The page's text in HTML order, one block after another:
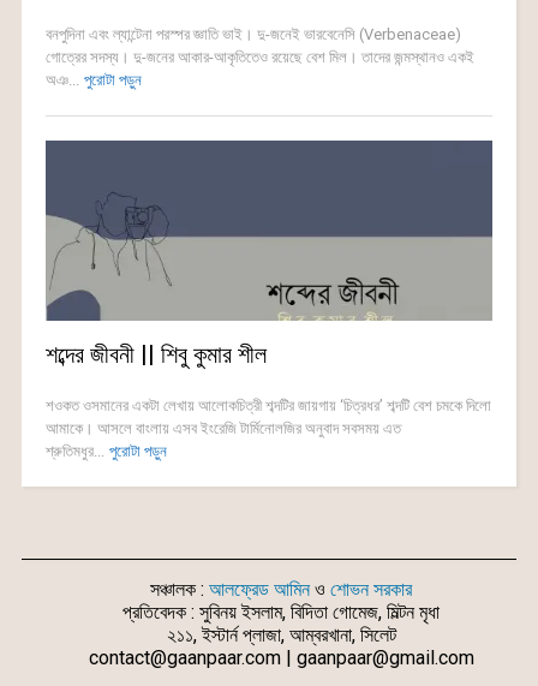
বনপুদিনা এবং ল্যান্টেনা পরস্পর জ্ঞাতি ভাই। দু-জনেই ভারবেনেসি (Verbenaceae)
গোত্রের সদস্য। দু-জনের আকার-আকৃতিতেও রয়েছে বেশ মিল। তাদের জন্মস্থানও একই
অঞ... পুরোটা পড়ুন
শব্দের জীবনী || শিবু কুমার শীল
শওকত ওসমানের একটা লেখায় আলোকচিত্রী শব্দটির জায়গায় ‘চিত্রধর’ শব্দটি বেশ চমকে দিলো
আমাকে। আসলে বাংলায় এসব ইংরেজি টার্মিনোলজির অনুবাদ সবসময় এত
শ্রুতিমধুর... পুরোটা পড়ুন
সঞ্চালক : আলফ্রেড আমিনও শোভন সরকার
প্রতিবেদক : সুবিনয় ইসলাম, বিদিতা গোমেজ, মিল্টন মৃধা
২১১, ইস্টার্ন প্লাজা, আম্বরখানা, সিলেট
contact@gaanpaar.com | gaanpaar@gmail.com